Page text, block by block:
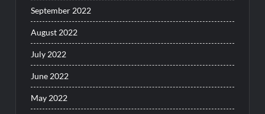
September 2022
August 2022
July 2022
June 2022
May 2022